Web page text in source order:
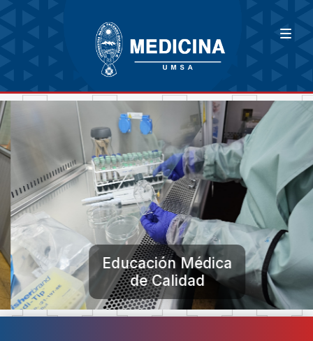
Educación Médica
de Calidad